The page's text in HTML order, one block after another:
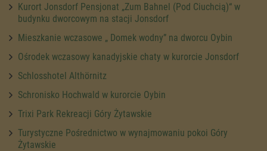
Kurort Jonsdorf Pensjonat „Zum Bahnel (Pod Ciuchcią)“ w
budynku dworcowym na stacji Jonsdorf
Mieszkanie wczasowe „ Domek wodny” na dworcu Oybin
Ośrodek wczasowy kanadyjskie chaty w kurorcie Jonsdorf
Schlosshotel Althörnitz
Schronisko Hochwald w kurorcie Oybin
Trixi Park Rekreacji Góry Żytawskie
Turystyczne Pośrednictwo w wynajmowaniu pokoi Góry
Żytawskie